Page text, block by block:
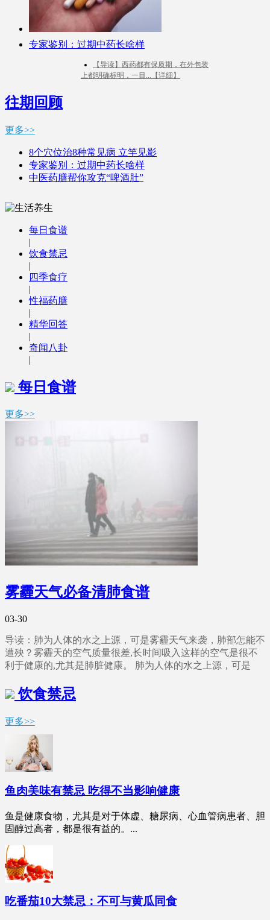
专家鉴别：过期中药长啥样
【导读】西药都有保质期，在外包装
上都明确标明，一目...【详细】
往期回顾
更多>>
8个穴位治8种常见病 立竿见影
专家鉴别：过期中药长啥样
中医药膳帮你攻克“啤酒肚”
每日食谱
|
饮食禁忌
|
四季食疗
|
性福药膳
|
精华回答
|
奇闻八卦
|
每日食谱
更多>>
雾霾天气必备清肺食谱
03-30
导读：肺为人体的水之上源，可是雾霾天气来袭，肺部怎能不
遭殃？雾霾天的空气质量很差,长时间吸入这样的空气是很不
利于健康的,尤其是肺脏健康。 肺为人体的水之上源，可是
饮食禁忌
更多>>
鱼肉美味有禁忌 吃得不当影响健康
鱼是健康食物，尤其是对于体虚、糖尿病、心血管病患者、胆
固醇过高者，都是很有益的。...
吃番茄10大禁忌：不可与黄瓜同食